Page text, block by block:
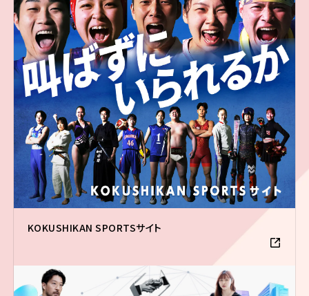
KOKUSHIKAN SPORTSサイト